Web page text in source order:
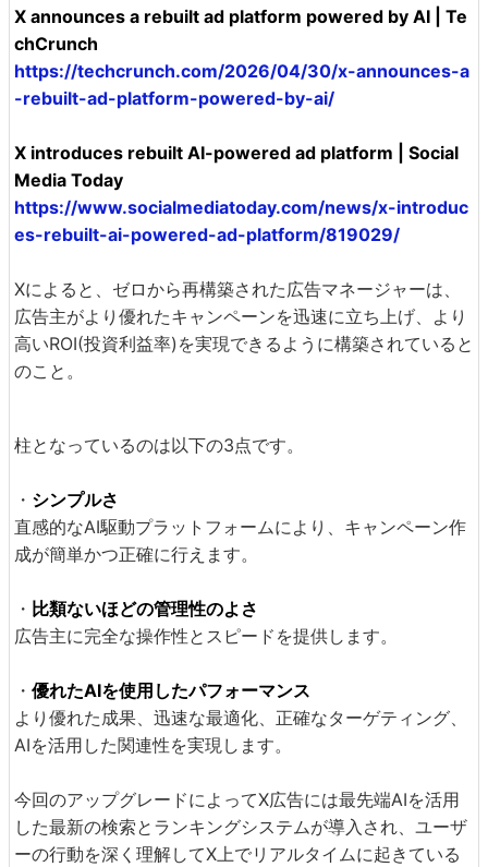
X announces a rebuilt ad platform powered by AI | Te
chCrunch
https://techcrunch.com/2026/04/30/x-announces-a
-rebuilt-ad-platform-powered-by-ai/
X introduces rebuilt AI-powered ad platform | Social
Media Today
https://www.socialmediatoday.com/news/x-introduc
es-rebuilt-ai-powered-ad-platform/819029/
Xによると、ゼロから再構築された広告マネージャーは、
広告主がより優れたキャンペーンを迅速に立ち上げ、より
高いROI(投資利益率)を実現できるように構築されていると
のこと。
柱となっているのは以下の3点です。
・ シンプルさ
直感的なAI駆動プラットフォームにより、キャンペーン作
成が簡単かつ正確に行えます。
・ 比類ないほどの管理性のよさ
広告主に完全な操作性とスピードを提供します。
・ 優れたAIを使用したパフォーマンス
より優れた成果、迅速な最適化、正確なターゲティング、
AIを活用した関連性を実現します。
今回のアップグレードによってX広告には最先端AIを活用
した最新の検索とランキングシステムが導入され、ユーザ
ーの行動を深く理解してX上でリアルタイムに起きている